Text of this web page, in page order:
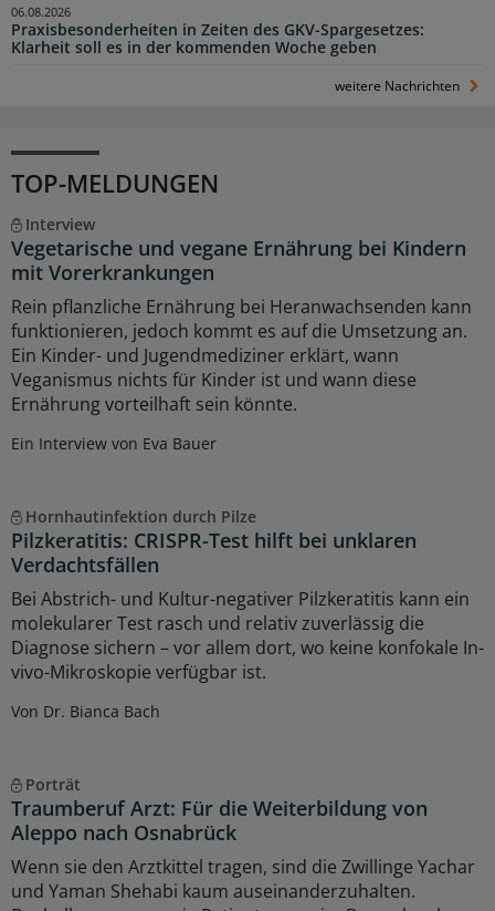
Praxisbesonderheiten in Zeiten des GKV-Spargesetzes:
Klarheit soll es in der kommenden Woche geben
06.08.2026
weitere Nachrichten
TOP-MELDUNGEN
Interview
Vegetarische und vegane Ernährung bei Kindern
mit Vorerkrankungen
Rein pflanzliche Ernährung bei Heranwachsenden kann
funktionieren, jedoch kommt es auf die Umsetzung an.
Ein Kinder- und Jugendmediziner erklärt, wann
Veganismus nichts für Kinder ist und wann diese
Ernährung vorteilhaft sein könnte.
Ein Interview von Eva Bauer
Hornhautinfektion durch Pilze
Pilzkeratitis: CRISPR-Test hilft bei unklaren
Verdachtsfällen
Bei Abstrich- und Kultur-negativer Pilzkeratitis kann ein
molekularer Test rasch und relativ zuverlässig die
Diagnose sichern – vor allem dort, wo keine konfokale In-
vivo-Mikroskopie verfügbar ist.
Von Dr. Bianca Bach
Porträt
Traumberuf Arzt: Für die Weiterbildung von
Aleppo nach Osnabrück
Wenn sie den Arztkittel tragen, sind die Zwillinge Yachar
und Yaman Shehabi kaum auseinanderzuhalten.